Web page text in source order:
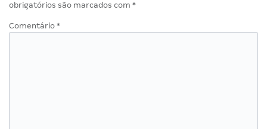
obrigatórios são marcados com *
Comentário *